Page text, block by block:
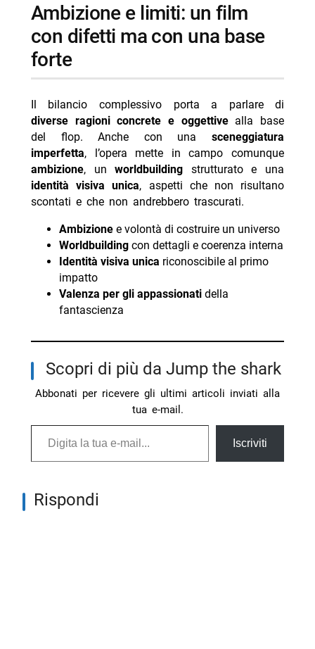
ambizione e limiti: un film
con difetti ma con una base
forte
Il bilancio complessivo porta a parlare di
diverse ragioni concrete e oggettivealla base
del flop. Anche con unasceneggiatura
imperfetta, l’opera mette in campo comunque
ambizione, unworldbuilding strutturato e una
identità visiva unica, aspetti che non risultano
scontati e che non andrebbero trascurati.
Ambizionee volontà di costruire un universo
Worldbuildingcon dettagli e coerenza interna
Identità visiva unica riconoscibile al primo
impatto
Valenza per gli appassionatidella
fantascienza
Scopri di più da Jump the shark
Abbonati per ricevere gli ultimi articoli inviati alla
tua e-mail.
Digita la tua e-mail...
Iscriviti
Rispondi